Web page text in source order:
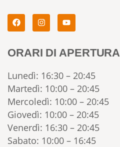
ORARI DI APERTURA
Lunedì: 16:30 – 20:45
Martedì: 10:00 – 20:45
Mercoledì: 10:00 – 20:45
Giovedì: 10:00 – 20:45
Venerdì: 16:30 – 20:45
Sabato: 10:00 – 16:45